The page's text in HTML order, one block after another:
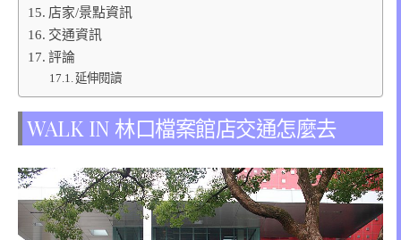
店家/景點資訊
交通資訊
評論
延伸閱讀
WALK IN 林口檔案館店交通怎麼去